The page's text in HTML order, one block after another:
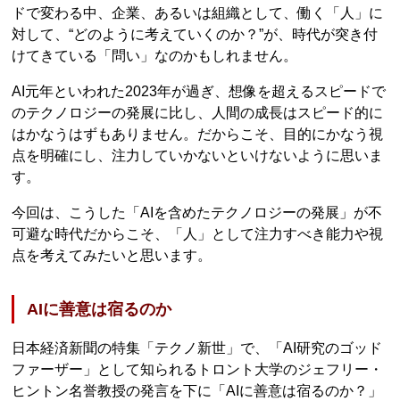
ドで変わる中、企業、あるいは組織として、働く「人」に
対して、“どのように考えていくのか？”が、時代が突き付
けてきている「問い」なのかもしれません。
AI元年といわれた2023年が過ぎ、想像を超えるスピードで
のテクノロジーの発展に比し、人間の成長はスピード的に
はかなうはずもありません。だからこそ、目的にかなう視
点を明確にし、注力していかないといけないように思いま
す。
今回は、こうした「AIを含めたテクノロジーの発展」が不
可避な時代だからこそ、「人」として注力すべき能力や視
点を考えてみたいと思います。
AIに善意は宿るのか
日本経済新聞の特集「テクノ新世」で、「AI研究のゴッド
ファーザー」として知られるトロント大学のジェフリー・
ヒントン名誉教授の発言を下に「AIに善意は宿るのか？」